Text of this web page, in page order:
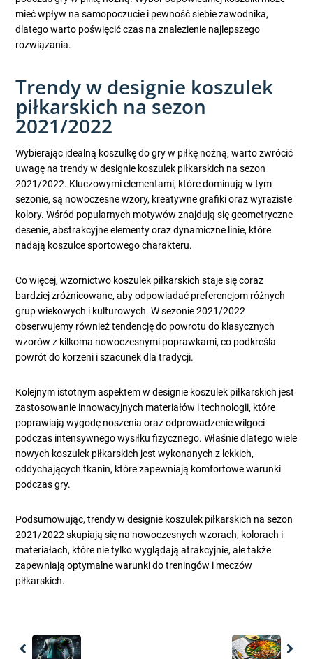
mieć wpływ na samopoczucie i pewność siebie zawodnika,
dlatego warto poświęcić czas na znalezienie najlepszego
rozwiązania.
Trendy w designie koszulek
piłkarskich na sezon
2021/2022
Wybierając idealną koszulkę do gry w piłkę nożną, warto zwrócić
uwagę na trendy w designie koszulek piłkarskich na sezon
2021/2022. Kluczowymi elementami, które dominują w tym
sezonie, są nowoczesne wzory, kreatywne grafiki oraz wyraziste
kolory. Wśród popularnych motywów znajdują się geometryczne
desenie, abstrakcyjne elementy oraz dynamiczne linie, które
nadają koszulce sportowego charakteru.
Co więcej, wzornictwo koszulek piłkarskich staje się coraz
bardziej zróżnicowane, aby odpowiadać preferencjom różnych
grup wiekowych i kulturowych. W sezonie 2021/2022
obserwujemy również tendencję do powrotu do klasycznych
wzorów z kilkoma nowoczesnymi poprawkami, co podkreśla
powrót do korzeni i szacunek dla tradycji.
Kolejnym istotnym aspektem w designie koszulek piłkarskich jest
zastosowanie innowacyjnych materiałów i technologii, które
poprawiają wygodę noszenia oraz odprowadzenie wilgoci
podczas intensywnego wysiłku fizycznego. Właśnie dlatego wiele
nowych koszulek piłkarskich jest wykonanych z lekkich,
oddychających tkanin, które zapewniają komfortowe warunki
podczas gry.
Podsumowując, trendy w designie koszulek piłkarskich na sezon
2021/2022 skupiają się na nowoczesnych wzorach, kolorach i
materiałach, które nie tylko wyglądają atrakcyjnie, ale także
zapewniają optymalne warunki do treningów i meczów
piłkarskich.